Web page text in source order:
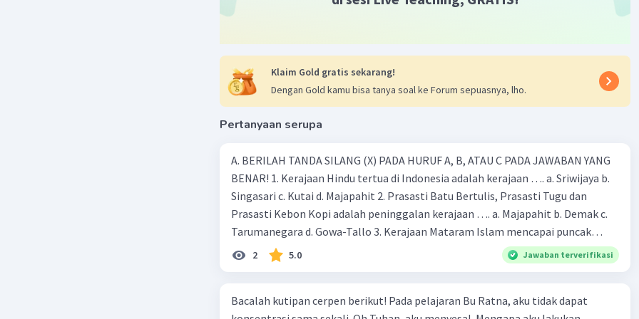
ABC = 180° - BAD
= 180° - 42°
= 138° (D)
ATAU
ABC = 180° - (BAD X 2)
= 138° (D)
Terimakasih maaf kalo salah :)...
Beri Rating·0.0(0 Balas
Klaim Gold gratis sekarang!
Dengan Gold kamu bisa tanya soal ke Forum sepuasnya, lho.
Pertanyaan serupa
A. BERILAH TANDA SILANG (X) PADA HURUF A, B, ATAU C PADA JAWABAN YANG
BENAR! 1. Kerajaan Hindu tertua di Indonesia adalah kerajaan …. a. Sriwijaya b.
Singasari c. Kutai d. Majapahit 2. Prasasti Batu Bertulis, Prasasti Tugu dan
Prasasti Kebon Kopi adalah peninggalan kerajaan …. a. Majapahit b. Demak c.
Tarumanegara d. Gowa-Tallo 3. Kerajaan Mataram Islam mencapai puncak
kejayaan pada masa pemerintahan …. a. Hayam Wuruk b. Sultan Agung c. Sultan
Ageng Tirtayasa d. Sultan Hasanudin 4. Kerajaan Islam pertama di Indonesia
peninggalan kerajaan Islam, kecuali … a. Masjid Demak b. Menara Kudus c. Candi
2 5.0 Jawaban terverifikasi
Bacalah kutipan cerpen berikut! Pada pelajaran Bu Ratna, aku tidak dapat